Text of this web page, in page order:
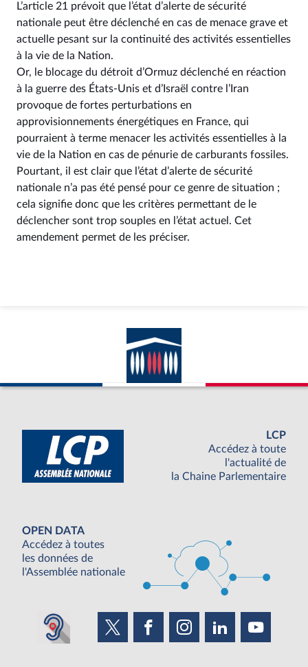
L’article 21 prévoit que l’état d’alerte de sécurité
nationale peut être déclenché en cas de menace grave et
actuelle pesant sur la continuité des activités essentielles
à la vie de la Nation.
Or, le blocage du détroit d’Ormuz déclenché en réaction
à la guerre des États-Unis et d’Israël contre l’Iran
provoque de fortes perturbations en
approvisionnements énergétiques en France, qui
pourraient à terme menacer les activités essentielles à la
vie de la Nation en cas de pénurie de carburants fossiles.
Pourtant, il est clair que l’état d’alerte de sécurité
nationale n’a pas été pensé pour ce genre de situation ;
cela signifie donc que les critères permettant de le
déclencher sont trop souples en l’état actuel. Cet
amendement permet de les préciser.
LCP
Accédez à toute
l'actualité de
la Chaine Parlementaire
OPEN DATA
Accédez à toutes
les données de
l'Assemblée nationale